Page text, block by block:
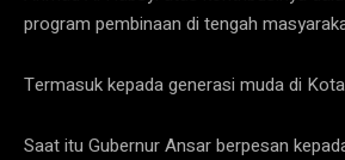
program pembinaan di tengah
Termasuk kepada generasi muda di
Saat itu Gubernur Ansar berpesan